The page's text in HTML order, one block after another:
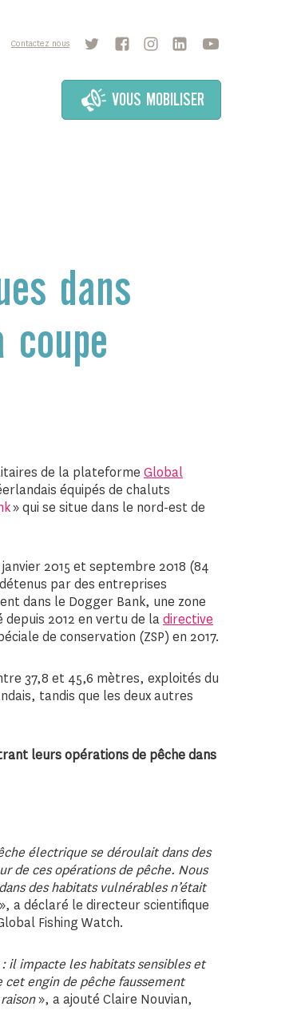
Contactez nous
VOUS MOBILISER
dans
de la plateforme Global
équipés de chaluts
» qui se situe dans le nord-est de
2015 et septembre 2018 (84
par des entreprises
dans le Dogger Bank, une zone
2012 en vertu de ladirective
de conservation (ZSP) en 2017.
37,8 et 45,6 mètres, exploités du
tandis que les deux autres
leurs opérations de pêche dans
électrique se déroulait dans des
de ces opérations de pêche. Nous
des habitats vulnérables n’était
», a déclaré le directeur scientifique
Fishing Watch.
il impacte les habitats sensibles et
engin de pêche faussement
», a ajouté Claire Nouvian,